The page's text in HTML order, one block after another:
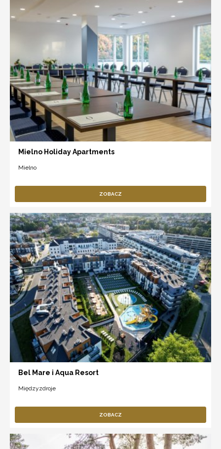
Mielno Holiday Apartments
Mielno
ZOBACZ
Bel Mare i Aqua Resort
Międzyzdroje
ZOBACZ